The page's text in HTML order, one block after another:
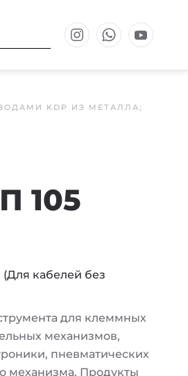
KDP ИЗ МЕТАЛЛА;
105
кабелей без
для клеммных
механизмов,
пневматических
механизма. Продукты